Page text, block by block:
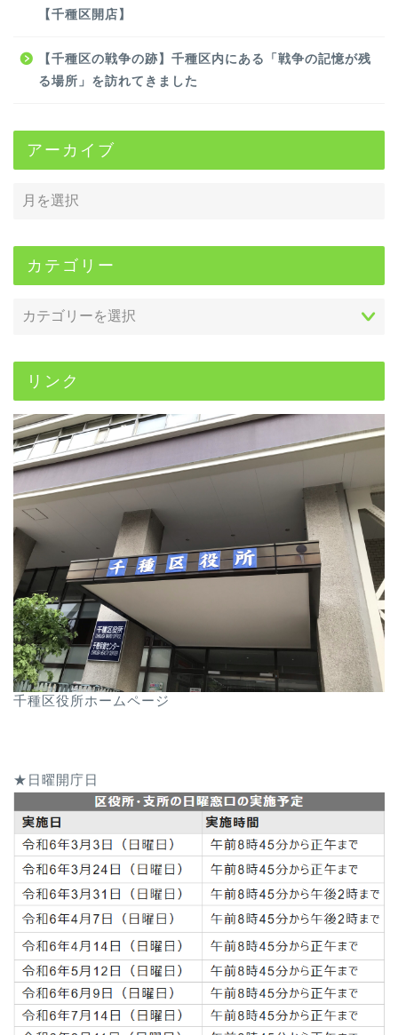
【千種区開店】
【千種区の戦争の跡】千種区内にある「戦争の記憶が残
る場所」を訪れてきました
アーカイブ
カテゴリー
リンク
千種区役所ホームページ
★日曜開庁日